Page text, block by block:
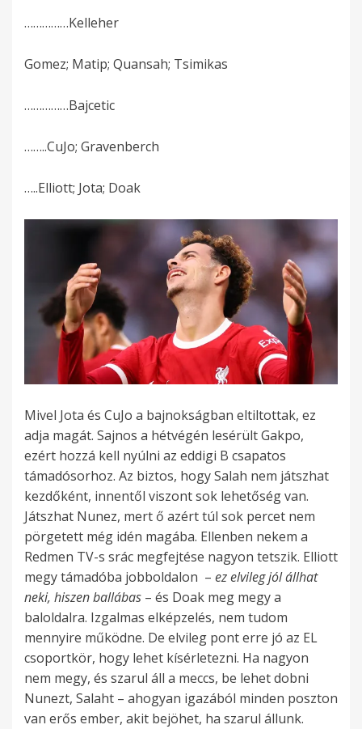
……………Kelleher
Gomez; Matip; Quansah; Tsimikas
……………Bajcetic
……..CuJo; Gravenberch
…..Elliott; Jota; Doak
Mivel Jota és CuJo a bajnokságban eltiltottak, ez
adja magát. Sajnos a hétvégén lesérült Gakpo,
ezért hozzá kell nyúlni az eddigi B csapatos
támadósorhoz. Az biztos, hogy Salah nem játszhat
kezdőként, innentől viszont sok lehetőség van.
Játszhat Nunez, mert ő azért túl sok percet nem
pörgetett még idén magába. Ellenben nekem a
Redmen TV-s srác megfejtése nagyon tetszik. Elliott
megy támadóba jobboldalon – ez elvileg jól állhat
neki, hiszen ballábas – és Doak meg megy a
baloldalra. Izgalmas elképzelés, nem tudom
mennyire működne. De elvileg pont erre jó az EL
csoportkör, hogy lehet kísérletezni. Ha nagyon
nem megy, és szarul áll a meccs, be lehet dobni
Nunezt, Salaht – ahogyan igazából minden poszton
van erős ember, akit bejöhet, ha szarul állunk.